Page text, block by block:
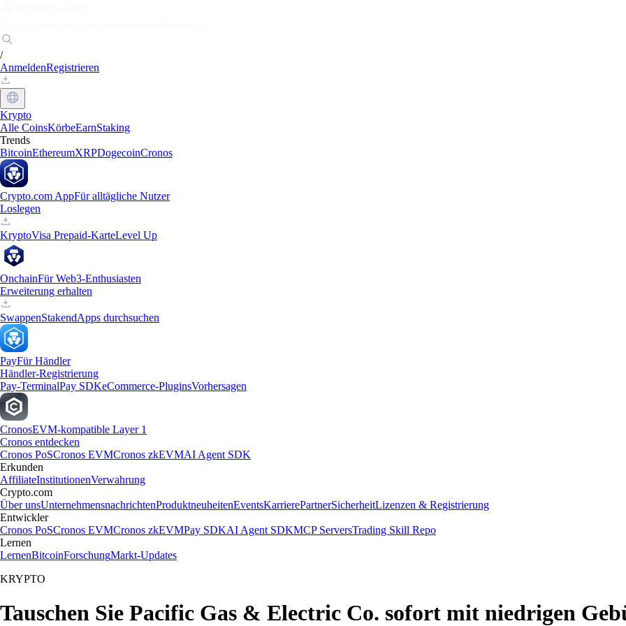
/
AnmeldenRegistrieren
Krypto
Alle CoinsKörbeEarnStaking
Trends
BitcoinEthereumXRPDogecoinCronos
Crypto.com AppFür alltägliche Nutzer
Loslegen
KryptoVisa Prepaid-KarteLevel Up
OnchainFür Web3-Enthusiasten
Erweiterung erhalten
SwappenStakendApps durchsuchen
PayFür Händler
Händler-Registrierung
Pay-TerminalPay SDKeCommerce-PluginsVorhersagen
CronosEVM-kompatible Layer 1
Cronos entdecken
Cronos PoSCronos EVMCronos zkEVMAI Agent SDK
Erkunden
AffiliateInstitutionenVerwahrung
Crypto.com
Über unsUnternehmensnachrichtenProduktneuheitenEventsKarrierePartnerSicherheitLizenzen & Registrierung
Entwickler
Cronos PoSCronos EVMCronos zkEVMPay SDKAI Agent SDKMCP ServersTrading Skill Repo
Lernen
LernenBitcoinForschungMarkt-Updates
KRYPTO
Tauschen Sie Pacific Gas & Electric Co. sofort mit niedrigen